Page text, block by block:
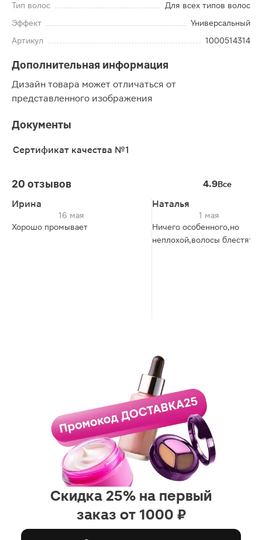
Тип волос
Для всех типов волос
Эффект
Универсальный
Артикул
1000514314
Дополнительная информация
Дизайн товара может отличаться от
представленного изображения
Документы
Сертификат качества №1
20 отзывов 4.9Все
Ирина
16 мая
Хорошо промывает
Наталья
1 мая
Ничего особенного,но
неплохой,волосы блестят
Скидка 25% на первый
заказ от 1000 ₽